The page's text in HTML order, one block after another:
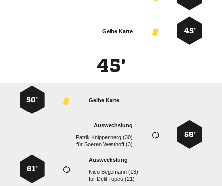
45’
Gelbe Karte
45'
Gelbe Karte
50’
58’
Auswechslung
  
für  
Auswechslung
  
für   
61’